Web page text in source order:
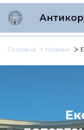
Головна Новини